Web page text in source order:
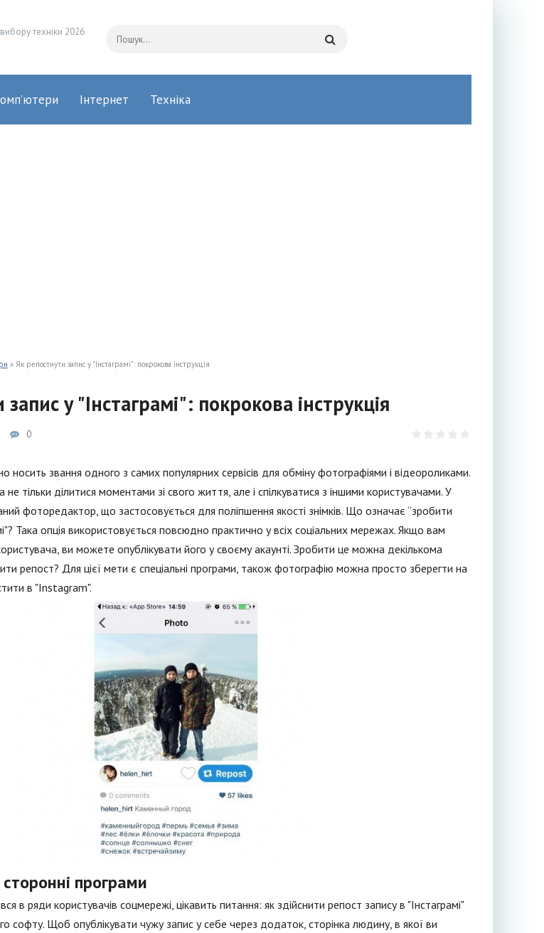
техніки 2026
Інтернет Техніка
» Як репостнути запис у "Інстаграмі": покрокова інструкція
у "Інстаграмі": покрокова інструкція
0
звання одного з самих популярних сервісів для обміну фотографіями і відеороликами.
не тільки ділитися моментами зі свого життя, але і спілкуватися з іншими користувачами. У
фоторедактор, що застосовується для поліпшення якості знімків. Що означає “зробити
Така опція використовується повсюдно практично у всіх соціальних мережах. Якщо вам
ви можете опублікувати його у своєму акаунті. Зробити це можна декількома
репост? Для цієї мети є спеціальні програми, також фотографію можна просто зберегти на
в "Instagram".
програми
в ряди користувачів соцмережі, цікавить питання: як здійснити репост запису в "Інстаграмі"
софту. Щоб опублікувати чужу запис у себе через додаток, сторінка людину, в якої ви